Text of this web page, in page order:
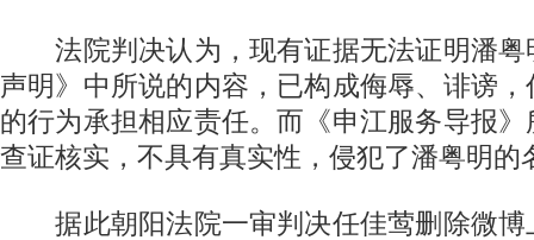
法院判决认为，现有证据无法证明潘粤
声明》中所说的内容，已构成侮辱、诽谤
的行为承担相应责任。而《申江服务导报
查证核实，不具有真实性，侵犯了潘粤明的
据此朝阳法院一审判决任佳莺删除微博